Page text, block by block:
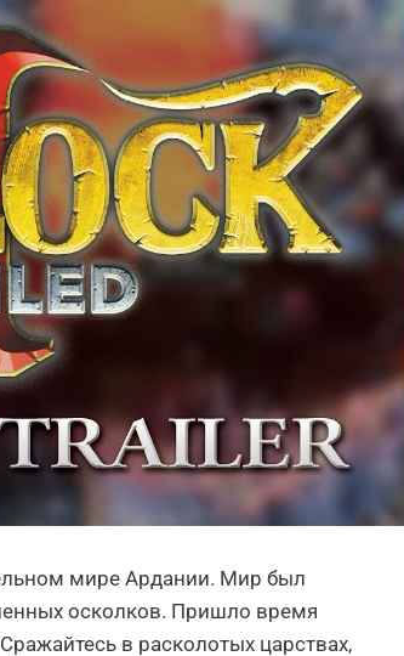
мире Ардании. Мир был
осколков. Пришло время
в расколотых царствах,